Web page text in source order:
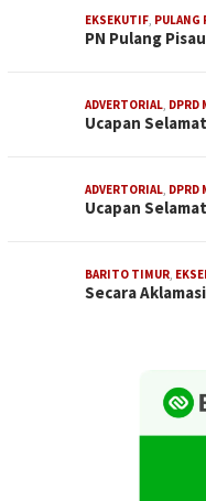
EKSEKUTIF PULANG
PN Pulang
ADVERTORIAL DPRD
Ucapan
ADVERTORIAL DPRD
Ucapan
BARITO TIMUR
Secara